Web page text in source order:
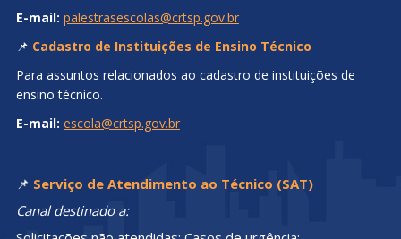
E-mail: palestrasescolas@crtsp.gov.br
📌 Cadastro de Instituições de Ensino Técnico
Para assuntos relacionados ao cadastro de instituições de
ensino técnico.
E-mail: escola@crtsp.gov.br
📌 Serviço de Atendimento ao Técnico (SAT)
Canal destinado a: